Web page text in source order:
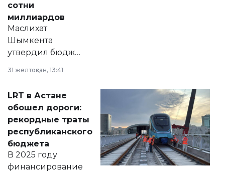
сотни
миллиардов
Маслихат
Шымкента
утвердил бюджет
2028 годы.
документ
появился в базе
нормативных
правовых актов и
на сайте маслихат
города.
31 желтоқсан, 13:41
LRT в Астане
обошел дороги:
рекордные траты
республиканского
бюджета
В 2025 году
финансирование